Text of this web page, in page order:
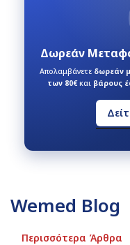
Δωρεάν
Απολαμβάνετε δωρεάν
των 80€και βάρους
Wemed Blog
Περισσότερα Άρθρα